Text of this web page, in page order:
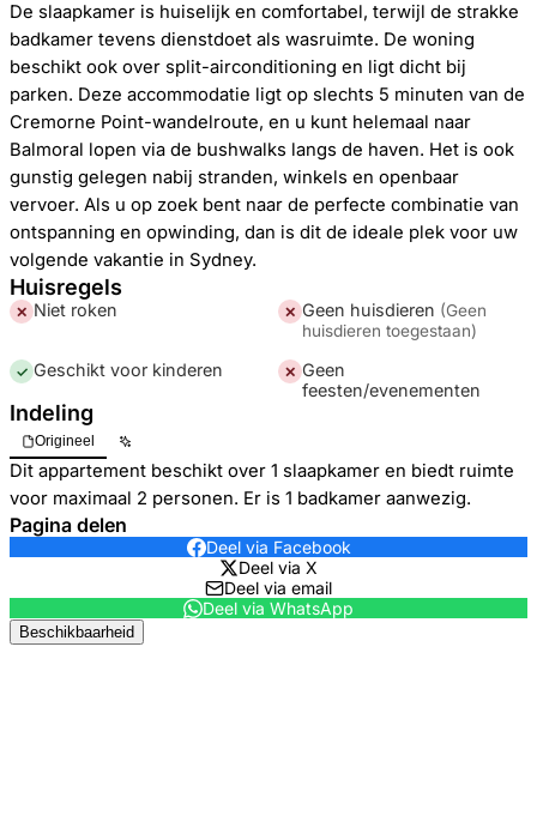
De slaapkamer is huiselijk en comfortabel, terwijl de strakke
badkamer tevens dienstdoet als wasruimte. De woning
beschikt ook over split-airconditioning en ligt dicht bij
parken. Deze accommodatie ligt op slechts 5 minuten van de
Cremorne Point-wandelroute, en u kunt helemaal naar
Balmoral lopen via de bushwalks langs de haven. Het is ook
gunstig gelegen nabij stranden, winkels en openbaar
vervoer. Als u op zoek bent naar de perfecte combinatie van
ontspanning en opwinding, dan is dit de ideale plek voor uw
volgende vakantie in Sydney.
Huisregels
✕ Niet roken ✕ Geen huisdieren (Geen
huisdieren toegestaan)
✓ Geschikt voor kinderen ✕ Geen
feesten/evenementen
Indeling
Origineel
Dit appartement beschikt over 1 slaapkamer en biedt ruimte
voor maximaal 2 personen. Er is 1 badkamer aanwezig.
Pagina delen
Deel via Facebook
Deel via X
Deel via email
Deel via WhatsApp
Beschikbaarheid